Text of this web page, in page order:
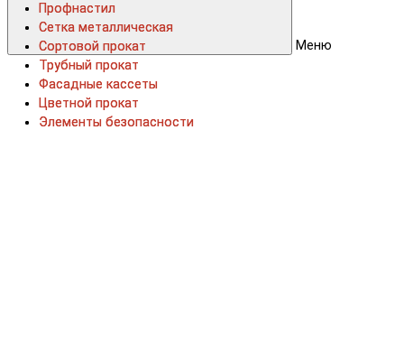
Меню
Профнастил
Сетка металлическая
Сортовой прокат
Трубный прокат
Фасадные кассеты
Цветной прокат
Элементы безопасности
Профнастил
Сетка металлическая
Сортовой прокат
Трубный прокат
Фасадные кассеты
Цветной прокат
Элементы безопасности